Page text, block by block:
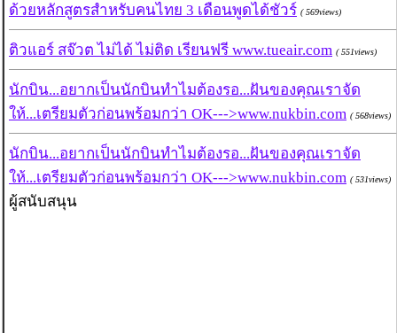
ด้วยหลักสูตรสำหรับคนไทย 3 เดือนพูดได้ชัวร์ ( 569views)
ติวแอร์ สจ๊วต ไม่ได้ ไม่ติด เรียนฟรี www.tueair.com ( 551views)
นักบิน...อยากเป็นนักบินทำไมต้องรอ...ฝันของคุณเราจัด
ให้...เตรียมตัวก่อนพร้อมกว่า OK--->www.nukbin.com ( 568views)
นักบิน...อยากเป็นนักบินทำไมต้องรอ...ฝันของคุณเราจัด
ให้...เตรียมตัวก่อนพร้อมกว่า OK--->www.nukbin.com ( 531views)
ผู้สนับสนุน